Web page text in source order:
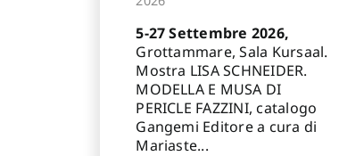
5-27 Settembre 2026,
Grottammare, Sala Kursaal.
Mostra LISA SCHNEIDER.
MODELLA E MUSA DI
PERICLE FAZZINI, catalogo
Gangemi Editore a cura di
Mariaste...